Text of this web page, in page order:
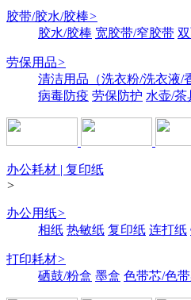
胶带/胶水/胶棒>
胶水/胶棒 宽胶带/窄胶带
劳保用品>
清洁用品（洗衣粉/洗衣液/
病毒防疫 劳保防护 水壶/茶
办公耗材 | 复印纸
>
办公用纸>
相纸 热敏纸 复印纸 连打纸
打印耗材>
硒鼓/粉盒 墨盒 色带芯/色